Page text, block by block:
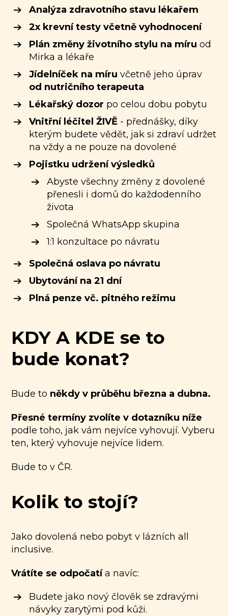
Analýza zdravotního stavu lékařem
2x krevní testy včetně vyhodnocení
Plán změny životního stylu na míru od
Mirka a lékaře
Jídelníček na míru včetně jeho úprav
od nutričního terapeuta
Lékařský dozor po celou dobu pobytu
Vnitřní léčitel ŽIVĚ - přednášky, díky
kterým budete vědět, jak si zdraví udržet
na vždy a ne pouze na dovolené
Pojistku udržení výsledků
Abyste všechny změny z dovolené
přenesli i domů do každodenního
života
Společná WhatsApp skupina
1:1 konzultace po návratu
Společná oslava po návratu
Ubytování na 21 dní
Plná penze vč. pitného režimu
KDY A KDE se to
bude konat?
Bude to někdy v průběhu března a dubna.
Přesné termíny zvolíte v dotazníku níže
podle toho, jak vám nejvíce vyhovují. Vyberu
ten, který vyhovuje nejvíce lidem.
Bude to v ČR.
Kolik to stojí?
Jako dovolená nebo pobyt v lázních all
inclusive.
Vrátíte se odpočatía navíc:
Budete jako nový člověk se zdravými
návyky zarytými pod kůži.